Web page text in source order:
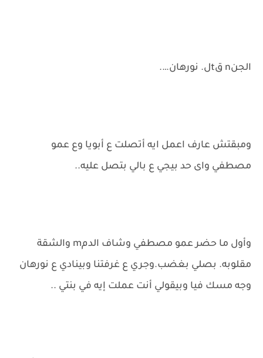
الجنn قtل. نورهان….
ومبقتش عارف اعمل ايه أتصلت ع أبويا وع عمو
مصطفي واى حد بيجي ع بالي بتصل عليه..
وأول ما حضر عمو مصطفي وشاف الدمm والشقة
مقلوبه. بصلي بغضب.وجري ع غرفتنا وبينادي ع نورهان
وجه مسك فيا وبيقولي أنت عملت إيه في بنتي ..